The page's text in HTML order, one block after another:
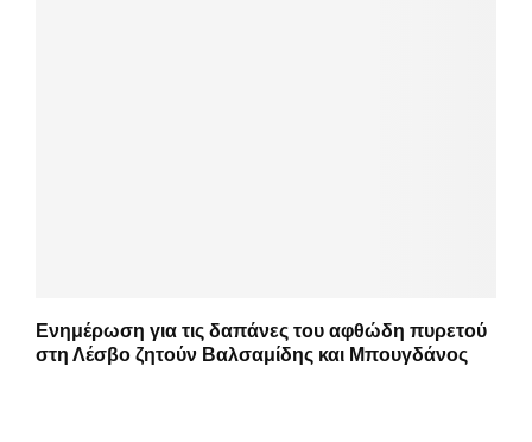
Ενημέρωση για τις δαπάνες του αφθώδη πυρετού
στη Λέσβο ζητούν Βαλσαμίδης και Μπουγδάνος